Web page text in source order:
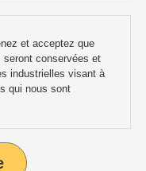
et acceptez que
seront conservées et
industrielles visant à
qui nous sont